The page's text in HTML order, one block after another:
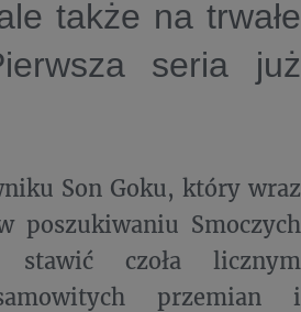
także na trwałe
seria już
Son Goku, który wraz
poszukiwaniu Smoczych
czoła licznym
przemian i